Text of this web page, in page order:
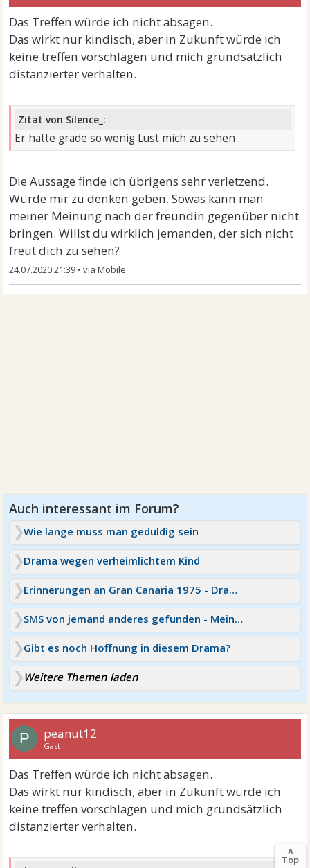
Das Treffen würde ich nicht absagen.
Das wirkt nur kindisch, aber in Zukunft würde ich
keine treffen vorschlagen und mich grundsätzlich
distanzierter verhalten.
Zitat von Silence_:
Er hätte grade so wenig Lust mich zu sehen .
Die Aussage finde ich übrigens sehr verletzend.
Würde mir zu denken geben. Sowas kann man
meiner Meinung nach der freundin gegenüber nicht
bringen. Willst du wirklich jemanden, der sich nicht
freut dich zu sehen?
24.07.2020 21:39 •
Wie lange muss man geduldig sein
Drama wegen verheimlichtem Kind
Erinnerungen an Gran Canaria 1975 - Drama mit Jutta
SMS von jemand anderes gefunden - Mein Drama
Gibt es noch Hoffnung in diesem Drama?
Weitere Themen laden
P peanut12
Gast
Das Treffen würde ich nicht absagen.
Das wirkt nur kindisch, aber in Zukunft würde ich
keine treffen vorschlagen und mich grundsätzlich
distanzierter verhalten.
∧
Top